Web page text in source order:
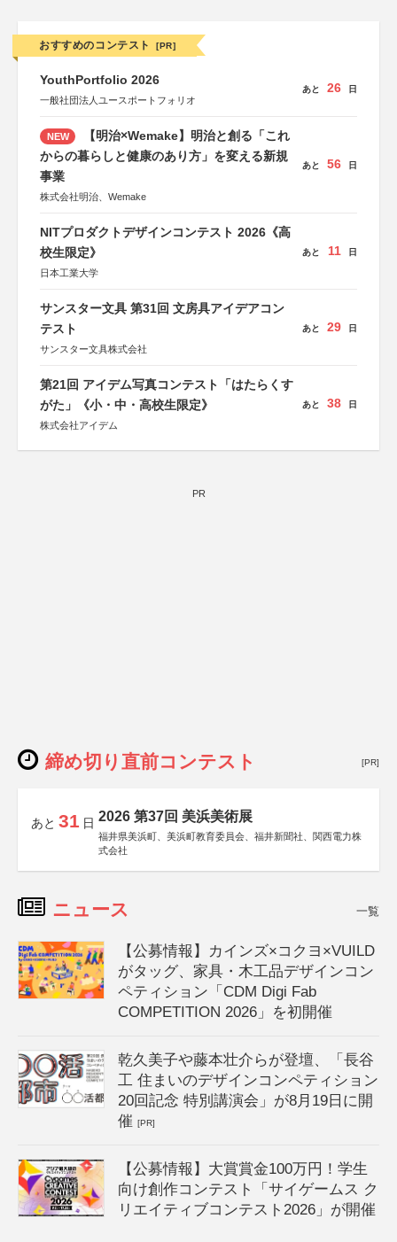
おすすめのコンテスト [PR]
YouthPortfolio 2026
一般社団法人ユースポートフォリオ
あと 26 日
NEW
【明治×Wemake】明治と創る「これ
からの暮らしと健康のあり方」を変える新規
事業
株式会社明治、Wemake
あと 56 日
NITプロダクトデザインコンテスト 2026《高
校生限定》
日本工業大学
あと 11 日
サンスター文具 第31回 文房具アイデアコン
テスト
サンスター文具株式会社
あと 29 日
第21回 アイデム写真コンテスト「はたらくす
がた」《小・中・高校生限定》
株式会社アイデム
あと 38 日
PR
締め切り直前コンテスト [PR]
あと 31 日 2026 第37回 美浜美術展
福井県美浜町、美浜町教育委員会、福井新聞社、関西電力株
式会社
ニュース 一覧
【公募情報】カインズ×コクヨ×VUILD
がタッグ、家具・木工品デザインコン
ペティション「CDM Digi Fab
COMPETITION 2026」を初開催
乾久美子や藤本壮介らが登壇、「長谷
工 住まいのデザインコンペティション
20回記念 特別講演会」が8月19日に開
催[PR]
【公募情報】大賞賞金100万円！学生
向け創作コンテスト「サイゲームス ク
リエイティブコンテスト2026」が開催